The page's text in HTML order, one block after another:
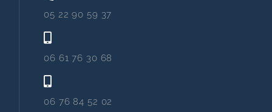
05 22 90 59 37
06 61 76 30 68
06 76 84 52 02